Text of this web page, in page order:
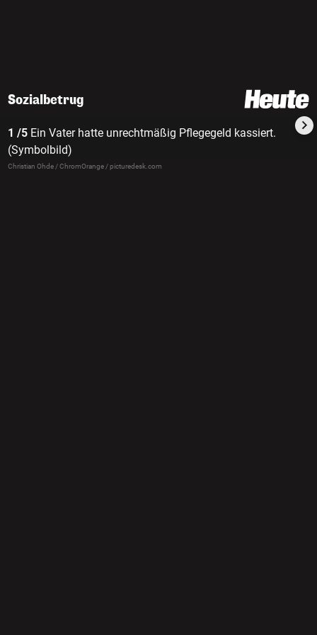
Sozialbetrug
1 /5 Ein Vater hatte unrechtmäßig Pflegegeld kassiert.
(Symbolbild)
Christian Ohde / ChromOrange / picturedesk.com